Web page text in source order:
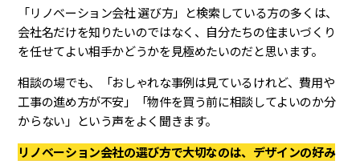
「リノベーション会社 選び方」と検索している方の多くは、
会社名だけを知りたいのではなく、自分たちの住まいづくり
を任せてよい相手かどうかを見極めたいのだと思います。
相談の場でも、「おしゃれな事例は見ているけれど、費用や
工事の進め方が不安」「物件を買う前に相談してよいのか分
からない」という声をよく聞きます。
リノベーション会社の選び方で大切なのは、デザインの好み